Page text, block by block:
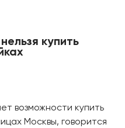
купить
возможности купить
Москвы, говорится